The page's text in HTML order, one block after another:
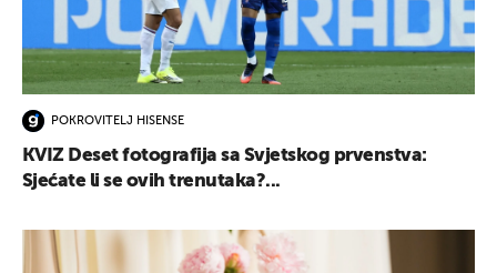
POKROVITELJ HISENSE
KVIZ Deset fotografija sa Svjetskog prvenstva:
Sjećate li se ovih trenutaka?...